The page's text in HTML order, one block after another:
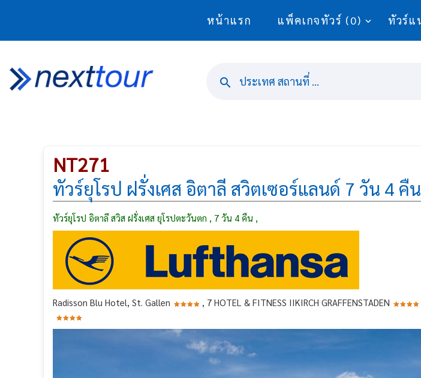
หน้าแรก แพ็คเกจทัวร์ (0) ทัวร์แ
ประเทศ สถานที่ ...
NT271
ทัวร์ยุโรป ฝรั่งเศส อิตาลี สวิตเซอร์แลนด์ 7 วัน 4 คื
ทัวร์ยุโรป อิตาลี สวิส ฝรั่งเศส ยุโรปตะวันตก , 7 วัน 4 คืน ,
Radisson Blu Hotel, St. Gallen , 7 HOTEL & FITNESS IIKIRCH GRAFFENSTADEN